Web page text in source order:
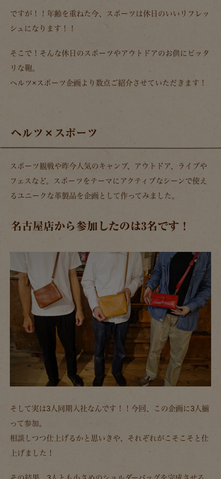
ですが！！年齢を重ねた今、スポーツは休日のいいリフレッ
シュになります！！
そこで！そんな休日のスポーツやアウトドアのお供にピッタ
リな鞄。
ヘルツ×スポーツ企画より数点ご紹介させていただきます！
ヘルツ×スポーツ
スポーツ観戦や昨今人気のキャンプ、アウトドア、ライブや
フェスなど。スポーツをテーマにアクティブなシーンで使え
るユニークな革製品を企画として作ってみました。
名古屋店から参加したのは3名です！
そして実は3人同期入社なんです！！今回、この企画に3人揃
って参加。
相談しつつ仕上げるかと思いきや、それぞれがこそこそと仕
上げました！